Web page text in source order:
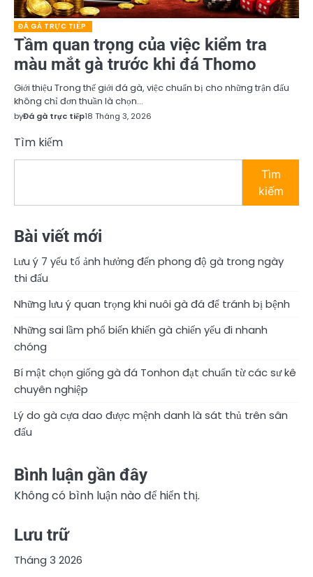
ĐÁ GÀ TRỰC TIẾP
Tầm quan trọng của việc kiểm tra
màu mắt gà trước khi đá Thomo
Giới thiệu Trong thế giới đá gà, việc chuẩn bị cho những trận đấu
không chỉ đơn thuần là chọn…
byĐá gà trực tiếp18 Tháng 3, 2026
Tìm kiếm
Tìm
kiếm
Bài viết mới
Lưu ý 7 yếu tố ảnh hưởng đến phong độ gà trong ngày
thi đấu
Những lưu ý quan trọng khi nuôi gà đá để tránh bị bệnh
Những sai lầm phổ biến khiến gà chiến yếu đi nhanh
chóng
Bí mật chọn giống gà đá Tonhon đạt chuẩn từ các sư kê
chuyên nghiệp
Lý do gà cựa dao được mệnh danh là sát thủ trên sân
đấu
Bình luận gần đây
Không có bình luận nào để hiển thị.
Lưu trữ
Tháng 3 2026